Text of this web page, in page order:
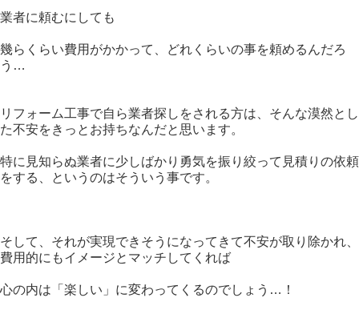
業者に頼むにしても
幾らくらい費用がかかって、どれくらいの事を頼めるんだろ
う…
リフォーム工事で自ら業者探しをされる方は、そんな漠然とし
た不安をきっとお持ちなんだと思います。
特に見知らぬ業者に少しばかり勇気を振り絞って見積りの依頼
をする、というのはそういう事です。
そして、それが実現できそうになってきて不安が取り除かれ、
費用的にもイメージとマッチしてくれば
心の内は「楽しい」に変わってくるのでしょう…！